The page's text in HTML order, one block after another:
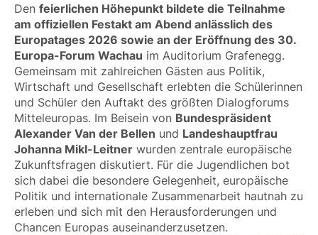
Den feierlichen Höhepunkt bildete die Teilnahme
am offiziellen Festakt am Abend anlässlich des
Europatages 2026 sowie an der Eröffnung des 30.
Europa-Forum Wachau im Auditorium Grafenegg.
Gemeinsam mit zahlreichen Gästen aus Politik,
Wirtschaft und Gesellschaft erlebten die Schülerinnen
und Schüler den Auftakt des größten Dialogforums
Mitteleuropas. Im Beisein von Bundespräsident
Alexander Van der Bellen und Landeshauptfrau
Johanna Mikl-Leitner wurden zentrale europäische
Zukunftsfragen diskutiert. Für die Jugendlichen bot
sich dabei die besondere Gelegenheit, europäische
Politik und internationale Zusammenarbeit hautnah zu
erleben und sich mit den Herausforderungen und
Chancen Europas auseinanderzusetzen.